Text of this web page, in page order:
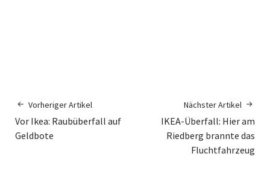
Vorheriger Artikel
Vor Ikea: Raubüberfall auf
Geldbote
Nächster Artikel
IKEA-Überfall: Hier am
Riedberg brannte das
Fluchtfahrzeug